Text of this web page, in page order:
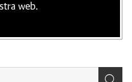
web.